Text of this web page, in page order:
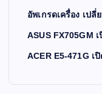
อัพเกรดเครื่อง เปลี่
ASUS FX705GM
ACER E5-471G เ